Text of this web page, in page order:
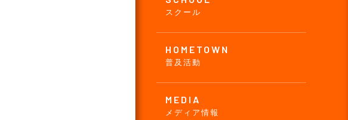
スクール
HOMETOWN
普及活動
MEDIA
メディア情報